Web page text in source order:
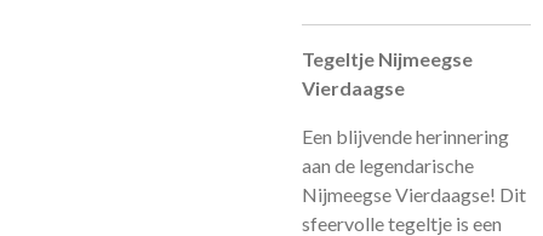
Tegeltje Nijmeegse
Vierdaagse
Een blijvende herinnering
aan de legendarische
Nijmeegse Vierdaagse! Dit
sfeervolle tegeltje is een